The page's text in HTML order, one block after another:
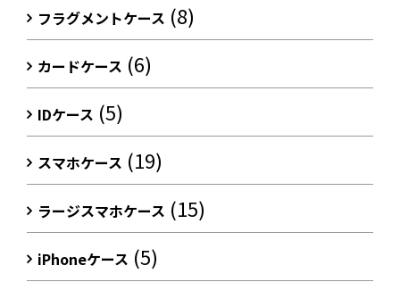
フラグメントケース (8)
カードケース (6)
IDケース (5)
スマホケース (19)
ラージスマホケース (15)
iPhoneケース (5)